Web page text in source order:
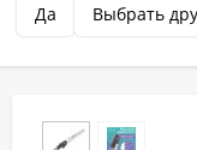
Да Выбрать
Садовая